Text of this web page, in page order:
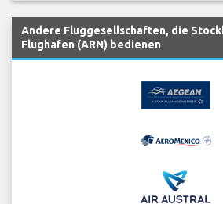
Andere Fluggesellschaften, die
Flughafen (ARN) bedienen